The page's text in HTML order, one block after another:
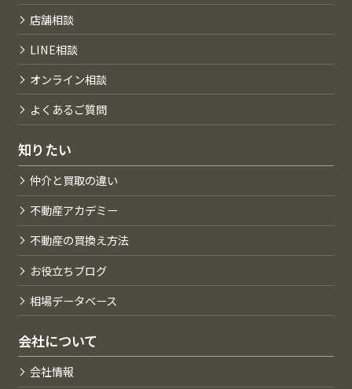
店舗相談
LINE相談
オンライン相談
よくあるご質問
知りたい
仲介と買取の違い
不動産アカデミー
不動産の買換え方法
お役立ちブログ
相場データベース
会社について
会社情報